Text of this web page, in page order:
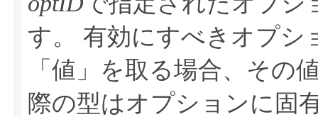
す。
有効にすべきオプシ
「値」を取る場合、その
際の型はオプションに固